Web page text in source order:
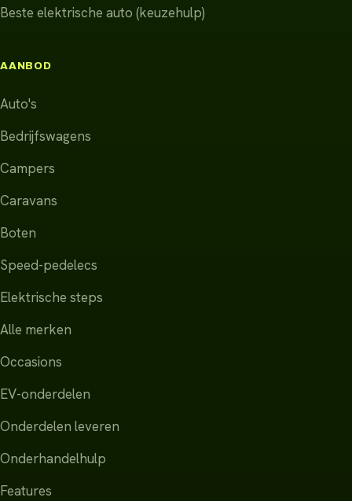
Beste elektrische auto (keuzehulp)
AANBOD
Auto's
Bedrijfswagens
Campers
Caravans
Boten
Speed-pedelecs
Elektrische steps
Alle merken
Occasions
EV-onderdelen
Onderdelen leveren
Onderhandelhulp
Features